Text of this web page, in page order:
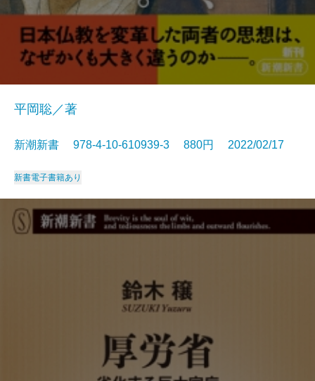
平岡聡／著
新潮新書 978-4-10-610939-3 880円 2022/02/17
新書電子書籍あり